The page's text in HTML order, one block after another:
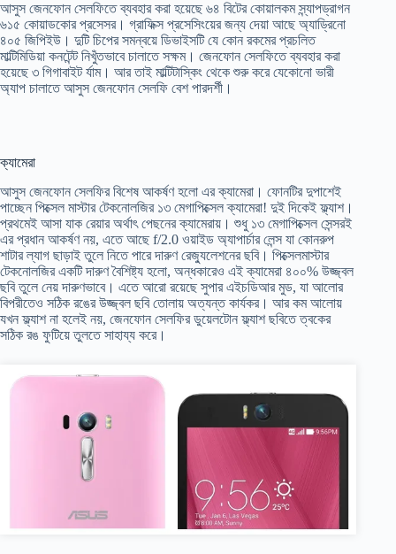
আসুস জেনফোন সেলফিতে ব্যবহার করা হয়েছে ৬৪ বিটের কোয়ালকম স্ন্যাপড্রাগন
৬১৫ কোয়াডকোর প্রসেসর। গ্রাফিক্স প্রসেসিংয়ের জন্য দেয়া আছে অ্যাড্রিনো
৪০৫ জিপিইউ। দুটি চিপের সমন্বয়ে ডিভাইসটি যে কোন রকমের প্রচলিত
মাল্টিমিডিয়া কনটেন্ট নিখুঁতভাবে চালাতে সক্ষম। জেনফোন সেলফিতে ব্যবহার করা
হয়েছে ৩ গিগাবাইট র্যাম। আর তাই মাল্টিটাস্কিং থেকে শুরু করে যেকোনো ভারী
অ্যাপ চালাতে আসুস জেনফোন সেলফি বেশ পারদর্শী।
ক্যামেরা
আসুস জেনফোন সেলফির বিশেষ আকর্ষণ হলো এর ক্যামেরা। ফোনটির দুপাশেই
পাচ্ছেন পিক্সেল মাস্টার টেকনোলজির ১৩ মেগাপিক্সেল ক্যামেরা! দুই দিকেই ফ্ল্যাশ।
প্রথমেই আসা যাক রেয়ার অর্থাৎ পেছনের ক্যামেরায়। শুধু ১৩ মেগাপিক্সেল সেন্সরই
এর প্রধান আকর্ষণ নয়, এতে আছে f/2.0 ওয়াইড অ্যাপার্চার লেন্স যা কোনরুপ
শাটার ল্যাগ ছাড়াই তুলে নিতে পারে দারুণ রেজ্যুলেশনের ছবি। পিক্সেলমাস্টার
টেকনোলজির একটি দারুণ বৈশিষ্ট্য হলো, অন্ধকারেও এই ক্যামেরা ৪০০% উজ্জ্বল
ছবি তুলে নেয় দারুণভাবে। এতে আরো রয়েছে সুপার এইচডিআর মুড, যা আলোর
বিপরীতেও সঠিক রঙের উজ্জ্বল ছবি তোলায় অত্যন্ত কার্যকর। আর কম আলোয়
যখন ফ্ল্যাশ না হলেই নয়, জেনফোন সেলফির ডুয়েলটোন ফ্ল্যাশ ছবিতে ত্বকের
সঠিক রঙ ফুটিয়ে তুলতে সাহায্য করে।